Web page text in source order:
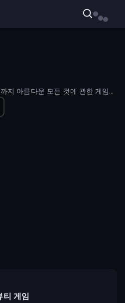
지 아름다운 모든 것에 관한 게임입
꾸미거나 아름답고 맛있는 요리를
티 게임을 모두 살펴보세요.
티 게임